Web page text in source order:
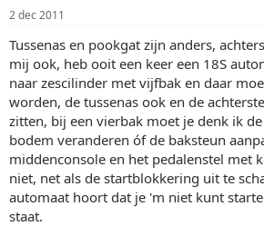
2 dec 2011
Tussenas en pookgat zijn anders,
mij ook, heb ooit een keer een 18S
naar zescilinder met vijfbak en daar
worden, de tussenas ook en de
zitten, bij een vierbak moet je denk ik
bodem veranderen óf de baksteun
middenconsole en het pedalenstel met
niet, net als de startblokkering uit te
automaat hoort dat je 'm niet kunt
staat.